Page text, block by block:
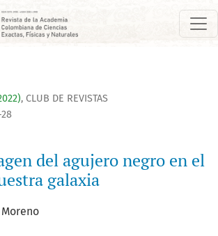
agujero negro en el centro de nuestra
, CLUB DE REVISTAS
del agujero negro en el
galaxia